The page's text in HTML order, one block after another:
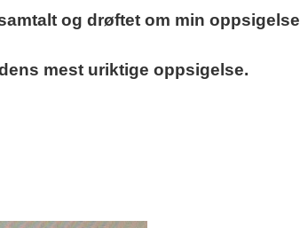
og drøftet om min oppsigelse
mest uriktige oppsigelse.